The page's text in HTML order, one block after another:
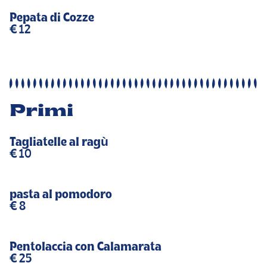
Pepata di Cozze
€ 12
Primi
Tagliatelle al ragù
€ 10
pasta al pomodoro
€ 8
Pentolaccia con Calamarata
€ 25